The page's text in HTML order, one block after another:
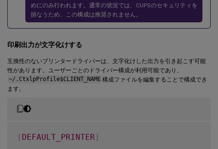
めにのみ行われます。通常の状況では、CUPSのセキュリティを
損なうため、この構成は推奨されません。
印刷出力が文字化けする
互換性のないプリンタードライバーは、文字化けした出力を引き起こす可能
性があります。ユーザーごとのドライバー構成が利用可能であり、
~/.CtxlpProfile$CLIENT_NAME 構成ファイルを編集することで構成でき
ます。
[ DEFAULT_PRINTER ]